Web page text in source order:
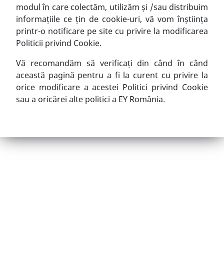
modul în care colectăm, utilizăm și /sau distribuim
informațiile ce țin de cookie-uri, vă vom înștiința
printr-o notificare pe site cu privire la modificarea
Politicii privind Cookie.
Vă recomandăm să verificați din când în când
această pagină pentru a fi la curent cu privire la
orice modificare a acestei Politici privind Cookie
sau a oricărei alte politici a EY România.